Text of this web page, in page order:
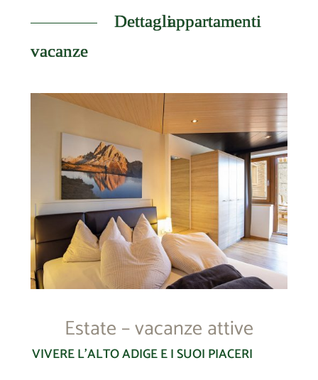
Dettagli appartamenti
vacanze
Estate – vacanze attive
VIVERE L’ALTO ADIGE E I SUOI PIACERI